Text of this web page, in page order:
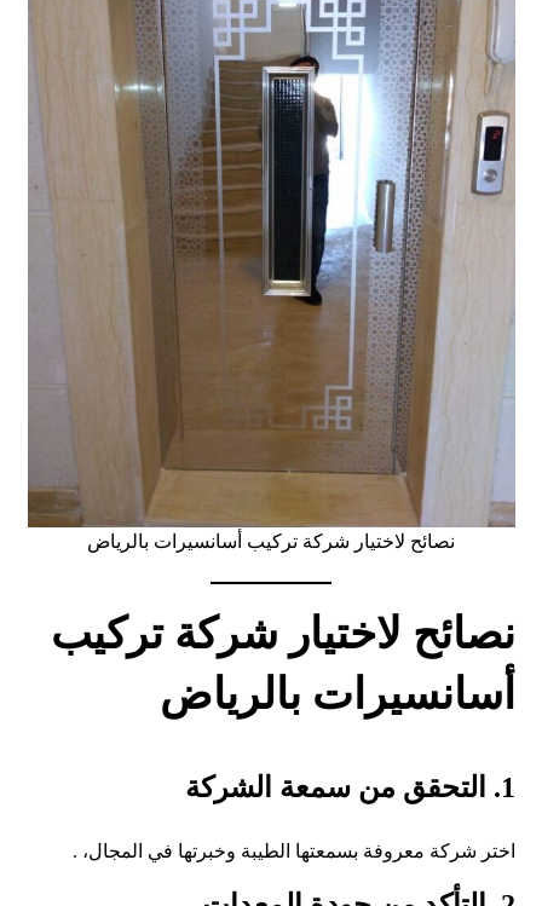
نصائح لاختيار شركة تركيب أسانسيرات بالرياض
نصائح لاختيار شركة تركيب
أسانسيرات بالرياض
1. التحقق من سمعة الشركة
اختر شركة معروفة بسمعتها الطيبة وخبرتها في المجال، .